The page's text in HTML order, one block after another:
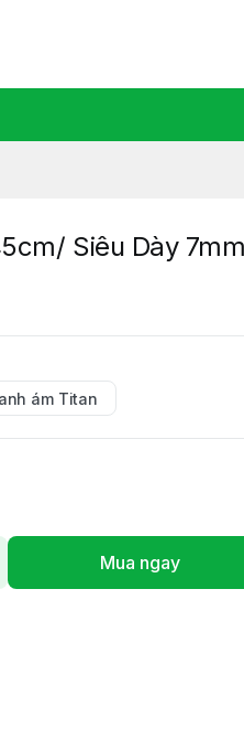
Siêu Dày 7mm
ám Titan
Mua ngay